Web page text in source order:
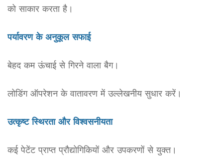
को साकार करता है।
पर्यावरण के अनुकूल सफाई
बेहद कम ऊंचाई से गिरने वाला बैग।
लोडिंग ऑपरेशन के वातावरण में उल्लेखनीय सुधार करें।
उत्कृष्ट स्थिरता और विश्वसनीयता
कई पेटेंट प्राप्त प्रौद्योगिकियों और उपकरणों से युक्त।